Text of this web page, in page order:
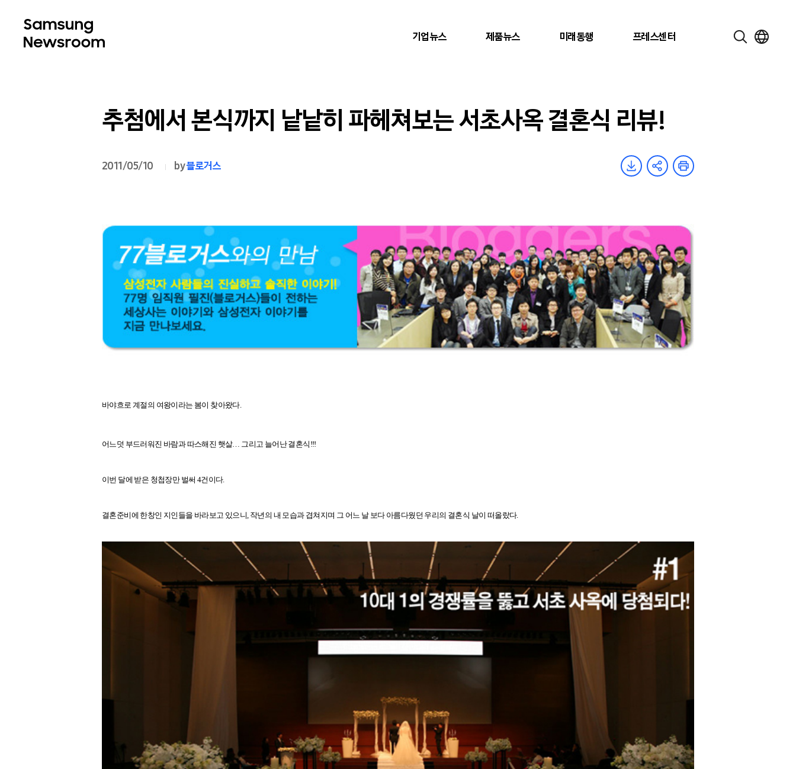
기업뉴스 제품뉴스 미래동행 프레스센터
추첨에서 본식까지 낱낱히 파헤쳐보는 서초사옥 결혼식 리뷰!
2011/05/10 by블로거스
바야흐로 계절의 여왕이라는 봄이 찾아왔다.
어느덧 부드러워진 바람과 따스해진 햇살… 그리고 늘어난 결혼식!!!
이번 달에 받은 청첩장만 벌써 4건이다.
결혼준비에 한창인 지인들을 바라보고 있으니, 작년의 내 모습과 겹쳐지며 그 어느 날 보다 아름다웠던 우리의 결혼식 날이 떠올랐다.